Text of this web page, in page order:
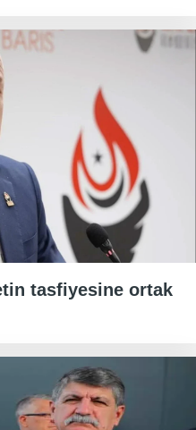
tasfiyesine ortak